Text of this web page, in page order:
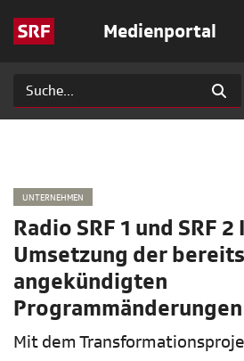
Medienportal
UNTERNEHMEN
Radio SRF 1 und SRF
Umsetzung der bereits
angekündigten
Mit dem